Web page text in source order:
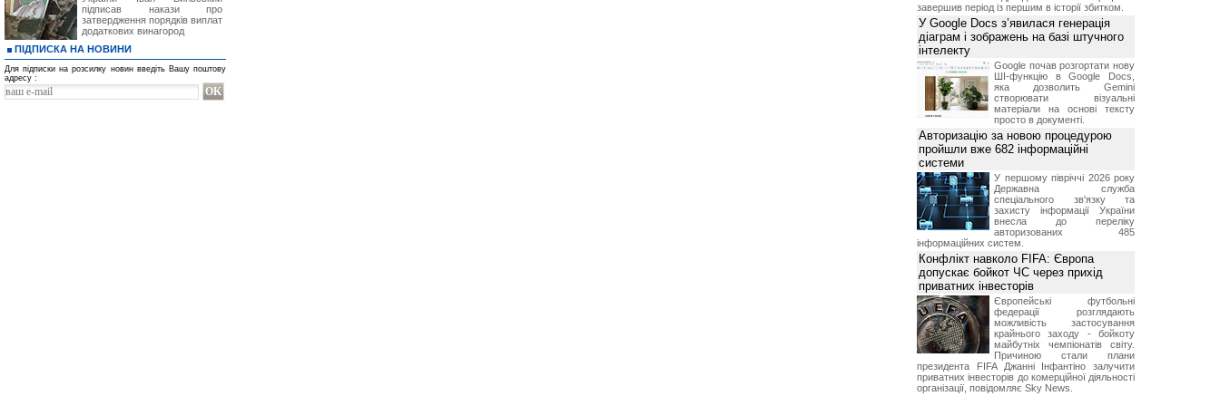
підписав накази про
затвердження порядків виплат
додаткових винагород
ПІДПИСКА НА НОВИНИ
Для підписки на розсилку новин введіть Вашу поштову
адресу :
завершив період із першим в історії збитком.
У Google Docs з’явилася генерація
діаграм і зображень на базі штучного
інтелекту
Google почав розгортати нову
ШІ-функцію в Google Docs,
яка дозволить Gemini
створювати візуальні
матеріали на основі тексту
просто в документі.
Авторизацію за новою процедурою
пройшли вже 682 інформаційні
системи
У першому півріччі 2026 року
Державна служба
спеціального зв'язку та
захисту інформації України
внесла до переліку
авторизованих 485
інформаційних систем.
Конфлікт навколо FIFA: Європа
допускає бойкот ЧС через прихід
приватних інвесторів
Європейські футбольні
федерації розглядають
можливість застосування
крайнього заходу - бойкоту
майбутніх чемпіонатів світу.
Причиною стали плани
президента FIFA Джанні Інфантіно залучити
приватних інвесторів до комерційної діяльності
організації, повідомляє Sky News.